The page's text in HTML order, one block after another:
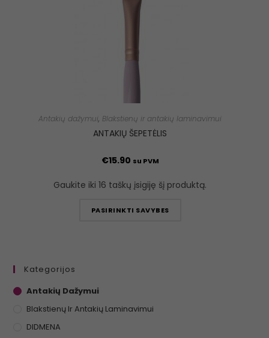
Antakių dažymui, Blakstienų ir antakių laminavimui
ANTAKIŲ ŠEPETĖLIS
€15.90 su PVM
Gaukite iki 16 taškų įsigiję šį produktą.
PASIRINKTI SAVYBES
Kategorijos
Antakių Dažymui
Blakstienų Ir Antakių Laminavimui
DIDMENA